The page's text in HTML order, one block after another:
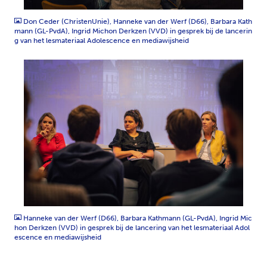
Don Ceder (ChristenUnie), Hanneke van der Werf (D66), Barbara Kath
mann (GL-PvdA), Ingrid Michon Derkzen (VVD) in gesprek bij de lancerin
g van het lesmateriaal Adolescence en mediawijsheid
Hanneke van der Werf (D66), Barbara Kathmann (GL-PvdA), Ingrid Mic
hon Derkzen (VVD) in gesprek bij de lancering van het lesmateriaal Adol
escence en mediawijsheid